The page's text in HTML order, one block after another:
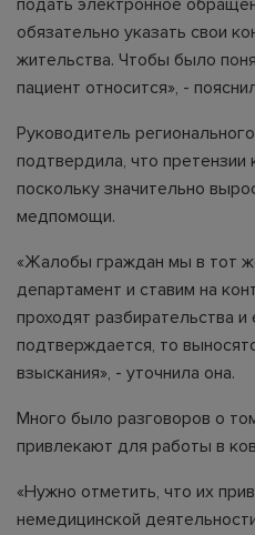
подать электронное
обязательно указать свои
жительства. Чтобы было
пациент относится», -
Руководитель
подтвердила, что претензии
поскольку значительно
медпомощи.
«Жалобы граждан мы в тот
департамент и ставим на
проходят разбирательства
подтверждается, то
взыскания», - уточнила она.
Много было разговоров о
привлекают для работы в
«Нужно отметить, что их
немедицинской